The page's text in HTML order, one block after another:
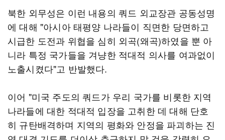
북한 외무성은 이런 내용의 쿼드 외교장관 공동성명
에 대해 "아시아 태평양 나라들이 직면한 당면하고
시급한 도전과 위협을 심히 외곡(왜곡)하였을 뿐 아
니라 특정 국가들을 겨냥한 적대적 의사를 여과없이
노출시켰다"고 반발했다.
이어 "미국 주도의 쿼드가 우리 국가를 비롯한 지역
나라들에 대한 적대적 입장을 고취한 데 대해 단호
히 규탄배격하며 지역의 평화와 안정을 파괴하는 진